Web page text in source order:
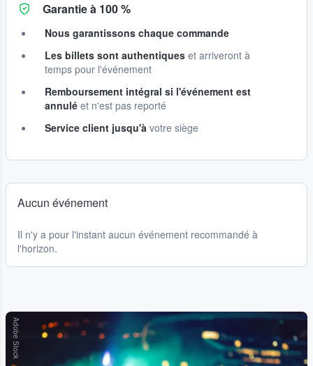
Garantie à 100 %
Nous garantissons chaque commande
Les billets sont authentiques et arriveront à
temps pour l'événement
Remboursement intégral si l'événement est
annulé et n'est pas reporté
Service client jusqu'à votre siège
Aucun événement
Il n'y a pour l'instant aucun événement recommandé à
l'horizon.
Adobe Stock